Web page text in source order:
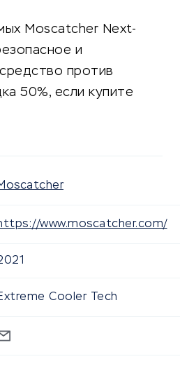
Moscatcher Next-
и
против
50%, если купите
www.moscatcher.com/
Cooler Tech